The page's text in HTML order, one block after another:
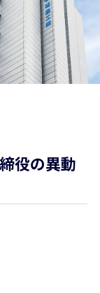
役の異動